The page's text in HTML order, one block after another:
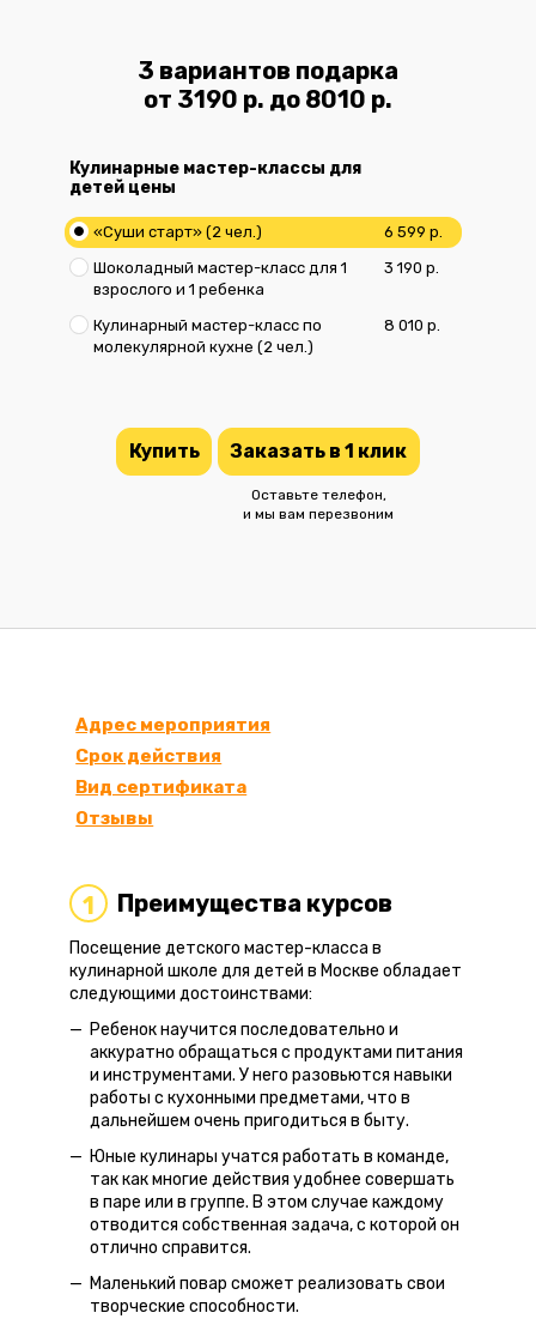
3 вариантов подарка
от 3190 р. до 8010 р.
Кулинарные мастер-классы для
детей цены
«Суши старт» (2 чел.)
6 599 р.
Шоколадный мастер-класс для 1
взрослого и 1 ребенка
3 190 р.
Кулинарный мастер-класс по
молекулярной кухне (2 чел.)
8 010 р.
Купить Заказать в 1 клик
Оставьте телефон,
и мы вам перезвоним
Адрес мероприятия
Срок действия
Вид сертификата
Отзывы
1 Преимущества курсов
Посещение детского мастер-класса в
кулинарной школе для детей в Москве обладает
следующими достоинствами:
Ребенок научится последовательно и
аккуратно обращаться с продуктами питания
и инструментами. У него разовьются навыки
работы с кухонными предметами, что в
дальнейшем очень пригодиться в быту.
Юные кулинары учатся работать в команде,
так как многие действия удобнее совершать
в паре или в группе. В этом случае каждому
отводится собственная задача, с которой он
отлично справится.
Маленький повар сможет реализовать свои
творческие способности.